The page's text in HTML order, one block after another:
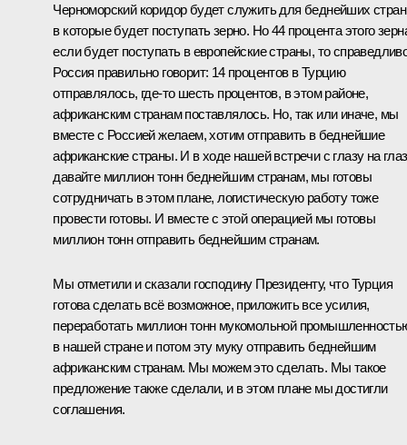
Черноморский коридор будет служить для беднейших
в которые будет поступать зерно. Но 44 процента этого
если будет поступать в европейские страны, то
Россия правильно говорит: 14 процентов в Турцию
отправлялось, где-то шесть процентов, в этом районе,
африканским странам поставлялось. Но, так или иначе, мы
вместе с Россией желаем, хотим отправить в беднейшие
африканские страны. И в ходе нашей встречи с глазу на
давайте миллион тонн беднейшим странам, мы готовы
сотрудничать в этом плане, логистическую работу тоже
провести готовы. И вместе с этой операцией мы готовы
миллион тонн отправить беднейшим странам.
Мы отметили и сказали господину Президенту, что Турция
готова сделать всё возможное, приложить все усилия,
переработать миллион тонн мукомольной
в нашей стране и потом эту муку отправить беднейшим
африканским странам. Мы можем это сделать. Мы такое
предложение также сделали, и в этом плане мы достигли
соглашения.